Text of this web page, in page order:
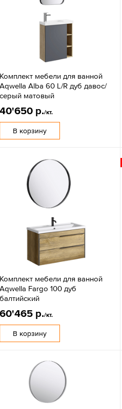
Комплект мебели для ванной
Aqwella Alba 60 L/R дуб давос/
серый матовый
40'650 р./кт.
В корзину
Комплект мебели для ванной
Aqwella Fargo 100 дуб
балтийский
60'465 р./кт.
В корзину